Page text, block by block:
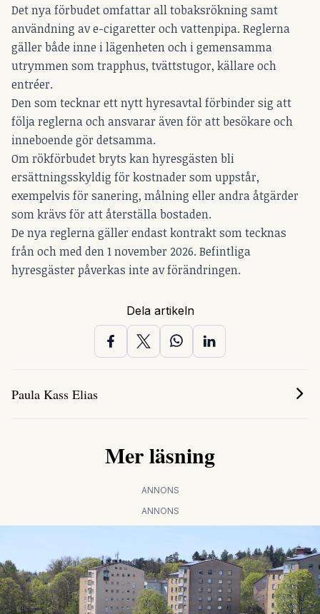
Det nya förbudet omfattar all tobaksrökning samt
användning av e-cigaretter och vattenpipa. Reglerna
gäller både inne i lägenheten och i gemensamma
utrymmen som trapphus, tvättstugor, källare och
entréer.
Den som tecknar ett nytt hyresavtal förbinder sig att
följa reglerna och ansvarar även för att besökare och
inneboende gör detsamma.
Om rökförbudet bryts kan hyresgästen bli
ersättningsskyldig för kostnader som uppstår,
exempelvis för sanering, målning eller andra åtgärder
som krävs för att återställa bostaden.
De nya reglerna gäller endast kontrakt som tecknas
från och med den 1 november 2026. Befintliga
hyresgäster påverkas inte av förändringen.
Dela artikeln
Paula Kass Elias
Mer läsning
ANNONS
ANNONS